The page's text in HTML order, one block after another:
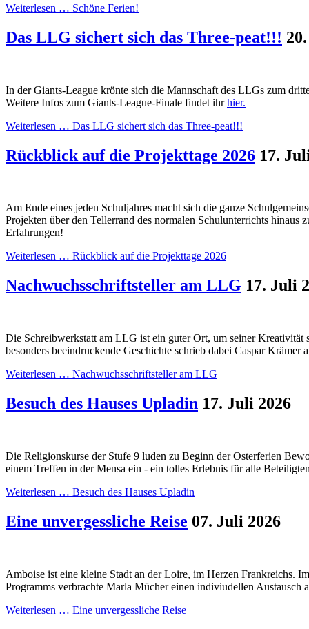
Weiterlesen … Schöne Ferien!
Das LLG sichert sich das Three-peat!!!
In der Giants-League krönte sich die Mannschaft des LLGs zum
Weitere Infos zum Giants-League-Finale findet ihrhier.
Weiterlesen … Das LLG sichert sich das Three-peat!!!
Rückblick auf die Projekttage 2026 17.
Am Ende eines jeden Schuljahres macht sich die ganze
Projekten über den Tellerrand des normalen Schulunterrichts hinaus
Erfahrungen!
Weiterlesen … Rückblick auf die Projekttage 2026
Nachwuchsschriftsteller am LLG 17. Juli
Die Schreibwerkstatt am LLG ist ein guter Ort, um seiner Kreativität
besonders beeindruckende Geschichte schrieb dabei Caspar Krämer
Weiterlesen … Nachwuchsschriftsteller am LLG
Besuch des Hauses Upladin 17. Juli 2026
Die Religionskurse der Stufe 9 luden zu Beginn der Osterferien
einem Treffen in der Mensa ein - ein tolles Erlebnis für alle
Weiterlesen … Besuch des Hauses Upladin
Eine unvergessliche Reise 07. Juli 2026
Amboise ist eine kleine Stadt an der Loire, im Herzen Frankreichs.
Programms verbrachte Marla Mücher einen indiviudellen Austausch
Weiterlesen … Eine unvergessliche Reise